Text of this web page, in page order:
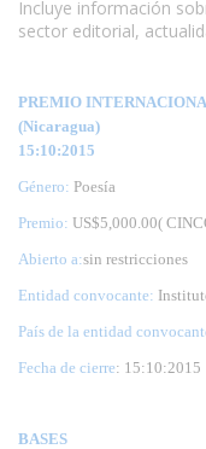
Incluye información
sector editorial,
PREMIO
(Nicaragua)
15:10:2015
Género: Poesía
Premio: US$5,000.00(
Abierto a:sin restricciones
Entidad convocante:
País de la entidad
Fecha de cierre: 15:10:2015
BASES